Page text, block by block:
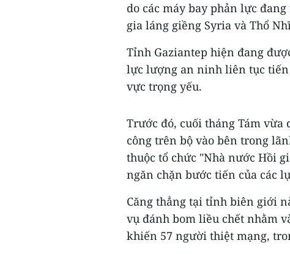
do các máy bay phản lực
gia láng giềng Syria và Thổ
Tỉnh Gaziantep hiện đang
lực lượng an ninh liên tục tiến
vực trọng yếu.
Trước đó, cuối tháng Tám vừa
công trên bộ vào bên trong
thuộc tổ chức "Nhà nước Hồi
ngăn chặn bước tiến của các
Căng thẳng tại tỉnh biên giới
vụ đánh bom liều chết nhằm
khiến 57 người thiệt mạng,